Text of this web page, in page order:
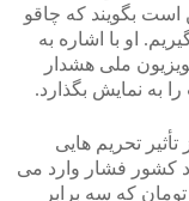
بگویند که چاقو
او با اشاره به
ملی هشدار
به نمایش بگذارد.
تأثیر تحریم هایی
کشور فشار وارد می
کند و مردم مجبورند مرغ را به قیمت ۷۰۰۰ تومان که سه برابر
>